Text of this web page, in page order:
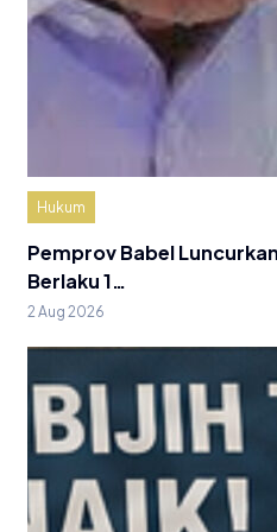
Hukum
Pemprov Babel
Berlaku 1…
2 Aug 2026